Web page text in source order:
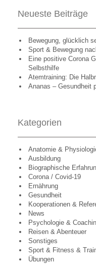
Neueste Beiträge
Bewegung, glücklich
Sport & Bewegung
Eine positive Corona
Selbsthilfe
Atemtraining: Die
Ananas – Gesundheit
Kategorien
Anatomie &
Ausbildung
Biographische
Corona / Covid-19
Ernährung
Gesundheit
Kooperationen &
News
Psychologie &
Reisen & Abenteuer
Sonstiges
Sport & Fitness &
Übungen